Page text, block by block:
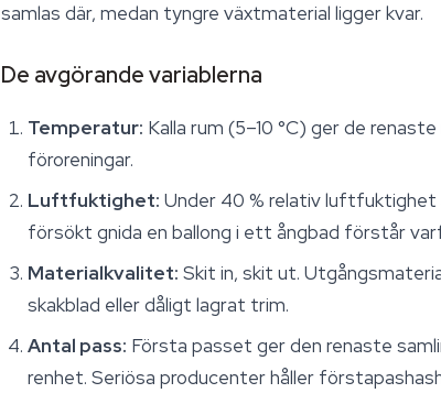
samlas där, medan tyngre växtmaterial ligger kvar.
De avgörande variablerna
Temperatur: Kalla rum (5–10 °C) ger de
föroreningar.
Luftfuktighet: Under 40 % relativ luftfuktighet
försökt gnida en ballong i ett ångbad förstår
Materialkvalitet: Skit in, skit ut.
skakblad eller dåligt lagrat trim.
Antal pass: Första passet ger den renaste
renhet. Seriösa producenter håller